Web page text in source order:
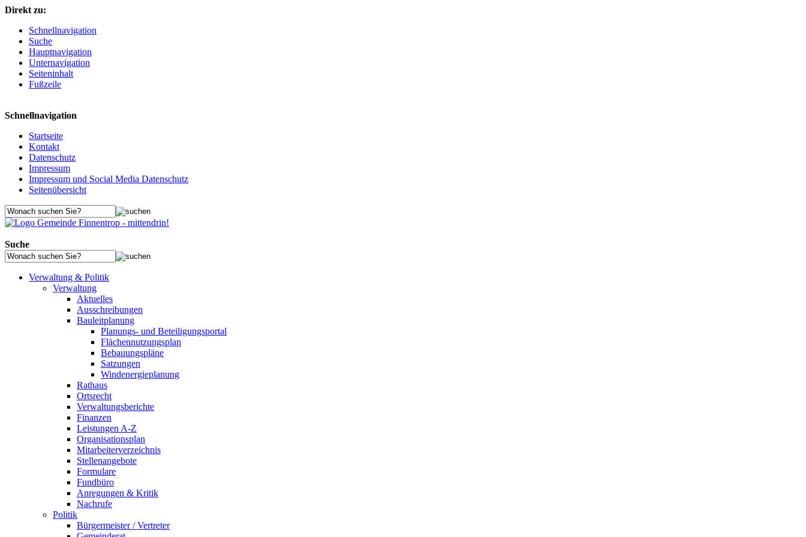
Direkt zu:
Schnellnavigation
Suche
Hauptnavigation
Unternavigation
Seiteninhalt
Fußzeile
Schnellnavigation
Startseite
Kontakt
Datenschutz
Impressum
Impressum und Social Media Datenschutz
Seitenübersicht
Suche
Verwaltung & Politik
Verwaltung
Aktuelles
Ausschreibungen
Bauleitplanung
Planungs- und Beteiligungsportal
Flächennutzungsplan
Bebauungspläne
Satzungen
Windenergieplanung
Rathaus
Ortsrecht
Verwaltungsberichte
Finanzen
Leistungen A-Z
Organisationsplan
Mitarbeiterverzeichnis
Stellenangebote
Formulare
Fundbüro
Anregungen & Kritik
Nachrufe
Politik
Bürgermeister / Vertreter